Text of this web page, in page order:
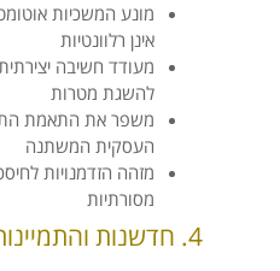
מונע המשכיות
אינן רלוונטיות
מעודד חשיבה
להשגת מטרות
משפר את התאמת
העסקית המשתנה
מזהה הזדמנויות
מסורתיות
4. חדשנות והתמיינות